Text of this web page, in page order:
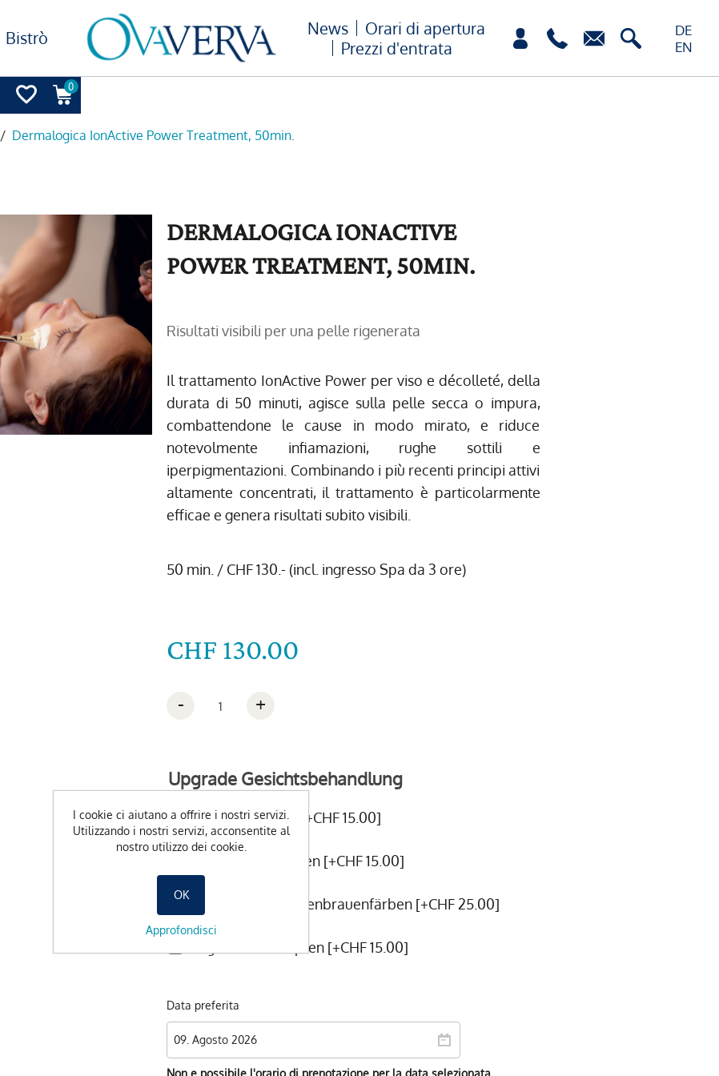
0
DE
EN
Bistrò News
Orari di apertura
Prezzi d'entrata
/ Dermalogica IonActive Power Treatment, 50min.
DERMALOGICA IONACTIVE
POWER TREATMENT, 50MIN.
Risultati visibili per una pelle rigenerata
Il trattamento IonActive Power per viso e décolleté, della
durata di 50 minuti, agisce sulla pelle secca o impura,
combattendone le cause in modo mirato, e riduce
notevolmente infiamazioni, rughe sottili e
iperpigmentazioni. Combinando i più recenti principi attivi
altamente concentrati, il trattamento è particolarmente
efficae e genera risultati subito visibili.
50 min. / CHF 130.- (incl. ingresso Spa da 3 ore)
CHF 130.00
- +
Upgrade Gesichtsbehandlung
Wimpern färben [+CHF 15.00]
Augenbrauenfärben [+CHF 15.00]
Wimpern und Augenbrauenfärben [+CHF 25.00]
Augenbrauen zupfen [+CHF 15.00]
Data preferita
Non e possibile l'orario di prenotazione per la data selezionata
I cookie ci aiutano a offrire i nostri servizi.
Utilizzando i nostri servizi, acconsentite al
nostro utilizzo dei cookie.
OK
Approfondisci